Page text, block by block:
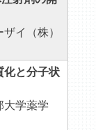
イ（株）
化と分子状
大学薬学